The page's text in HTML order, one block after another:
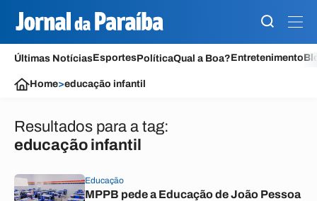
Últimas NotíciasEsportesPolíticaQual a Boa?Entretenimento
Home>educação infantil
Resultados para a tag:
educação infantil
Educação
MPPB pede a Educação de João Pessoa